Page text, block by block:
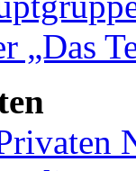
„Das